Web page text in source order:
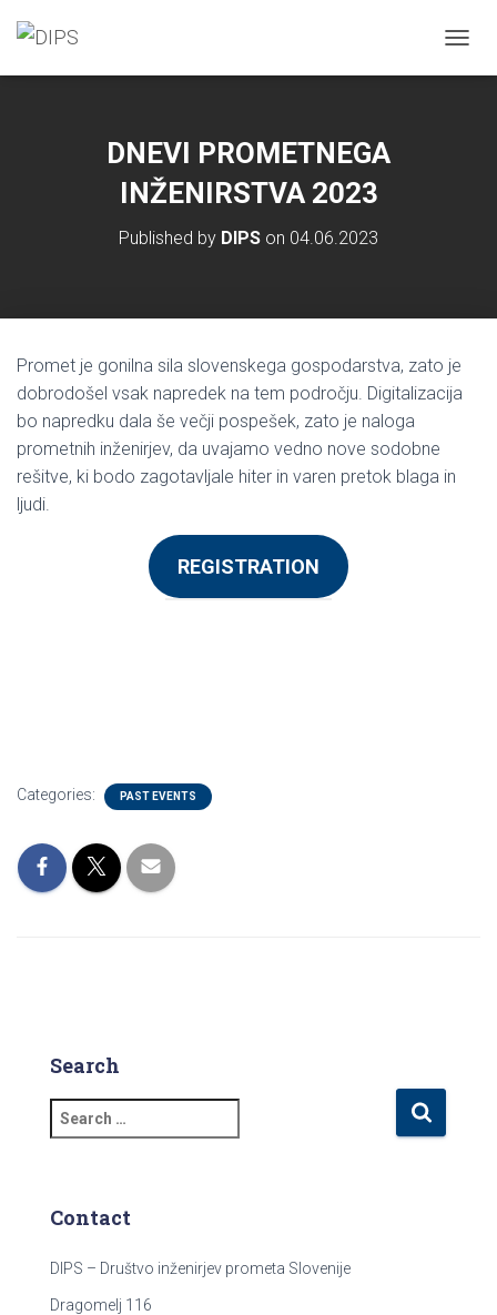
O
N
DNEVI PROMETNEGA
INŽENIRSTVA 2023
Published by DIPS on 04.06.2023
Promet je gonilna sila slovenskega gospodarstva, zato je
dobrodošel vsak napredek na tem področju. Digitalizacija
bo napredku dala še večji pospešek, zato je naloga
prometnih inženirjev, da uvajamo vedno nove sodobne
rešitve, ki bodo zagotavljale hiter in varen pretok blaga in
ljudi.
REGISTRATION
Categories: PAST EVENTS
Search
e
c
r
Contact
DIPS – Društvo inženirjev prometa Slovenije
Dragomelj 116